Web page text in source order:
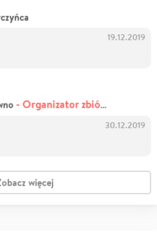
19.12.2019
- Organizator zbiórki
30.12.2019
więcej